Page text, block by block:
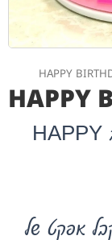
כדור שלג עגול עם תחתית עם כיתוב HAPPY
אפקט של